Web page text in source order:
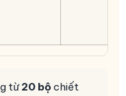
từ20 bộ chiết